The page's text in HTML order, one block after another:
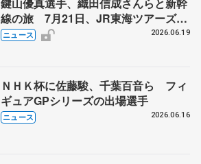
線の旅 7月21日、JR東海ツアーズが
「THE REVUE ON SHINKANSEN」
ニュース 2026.06.19
ＮＨＫ杯に佐藤駿、千葉百音ら フィ
ギュアGPシリーズの出場選手
ニュース 2026.06.16